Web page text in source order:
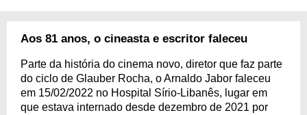
Aos 81 anos, o cineasta e escritor faleceu
Parte da história do cinema novo, diretor que faz parte
do ciclo de Glauber Rocha, o Arnaldo Jabor faleceu
em 15/02/2022 no Hospital Sírio-Libanês, lugar em
que estava internado desde dezembro de 2021 por